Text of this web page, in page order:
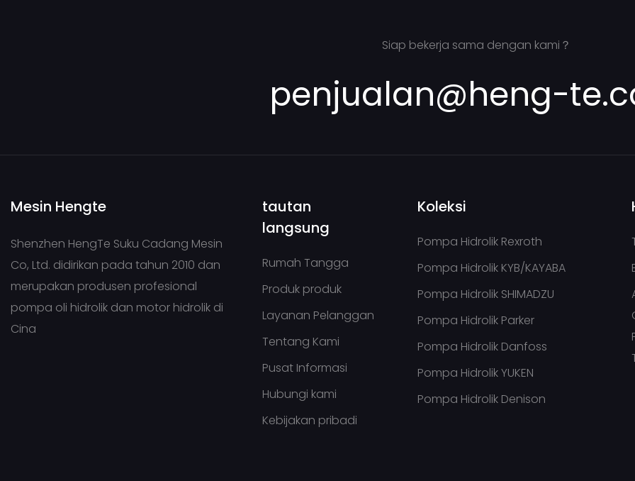
Siap bekerja sama dengan kami？
penjualan@heng-
Mesin Hengte
Shenzhen HengTe Suku Cadang Mesin
Co, Ltd. didirikan pada tahun 2010 dan
merupakan produsen profesional
pompa oli hidrolik dan motor hidrolik di
Cina
tautan
langsung
Rumah Tangga
Produk produk
Layanan Pelanggan
Tentang Kami
Pusat Informasi
Hubungi kami
Kebijakan pribadi
Koleksi
Pompa Hidrolik Rexroth
Pompa Hidrolik KYB/KAYABA
Pompa Hidrolik SHIMADZU
Pompa Hidrolik Parker
Pompa Hidrolik Danfoss
Pompa Hidrolik YUKEN
Pompa Hidrolik Denison